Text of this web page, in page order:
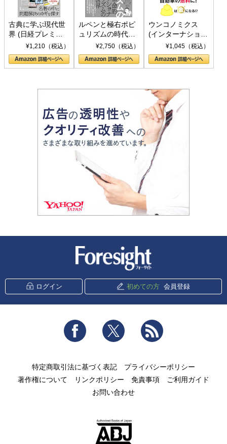
古典に学ぶ現代世
界 (日経プレミア
シリーズ)¥1,210（税込）
ルペンと極右ポピ
ュリズムの時代：
〈ヤヌス〉の二つ
の顔
¥2,750（税込）
ウンコノミクス
(インターナショナ
ル新書)¥1,045（税込）
ログイン 初めての方 会員登録
Facebook Twitter
特定商取引法に基づく表記
プライバシーポリシー
著作権について
リンクポリシー 免責事項
ご利用ガイド
お問い合わせ